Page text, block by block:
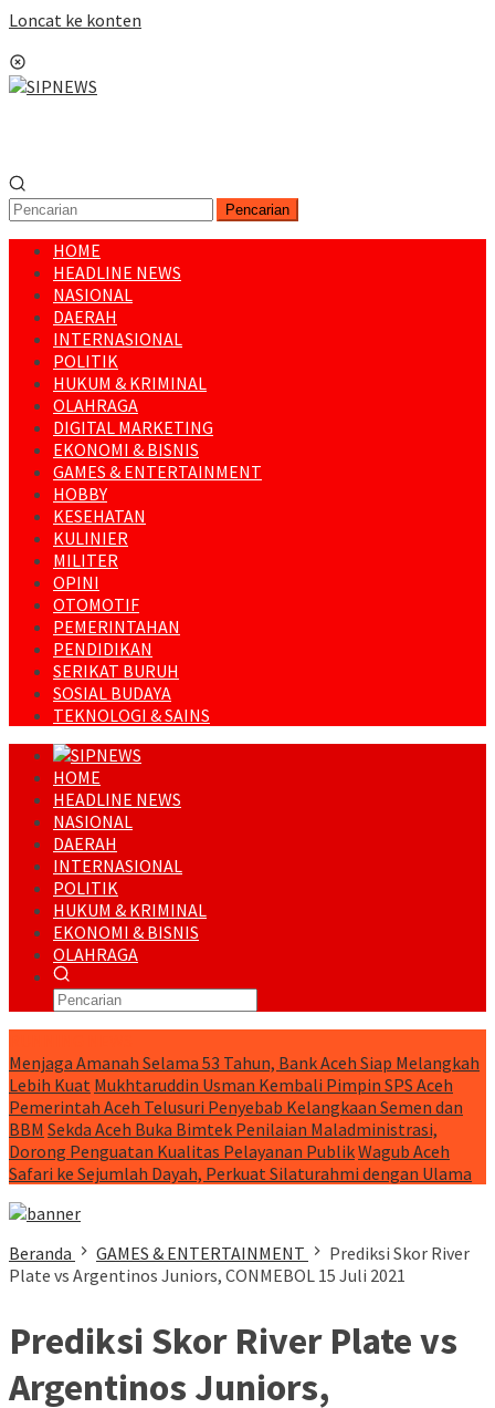
Loncat ke konten
Pencarian
HOME
HEADLINE NEWS
NASIONAL
DAERAH
INTERNASIONAL
POLITIK
HUKUM & KRIMINAL
OLAHRAGA
DIGITAL MARKETING
EKONOMI & BISNIS
GAMES & ENTERTAINMENT
HOBBY
KESEHATAN
KULINIER
MILITER
OPINI
OTOMOTIF
PEMERINTAHAN
PENDIDIKAN
SERIKAT BURUH
SOSIAL BUDAYA
TEKNOLOGI & SAINS
HOME
HEADLINE NEWS
NASIONAL
DAERAH
INTERNASIONAL
POLITIK
HUKUM & KRIMINAL
EKONOMI & BISNIS
OLAHRAGA
Menjaga Amanah Selama 53 Tahun, Bank Aceh Siap Melangkah
Lebih Kuat Mukhtaruddin Usman Kembali Pimpin SPS Aceh
Pemerintah Aceh Telusuri Penyebab Kelangkaan Semen dan
BBM Sekda Aceh Buka Bimtek Penilaian Maladministrasi,
Dorong Penguatan Kualitas Pelayanan PublikWagub Aceh
Safari ke Sejumlah Dayah, Perkuat Silaturahmi dengan Ulama
Beranda GAMES & ENTERTAINMENT
Prediksi Skor River
Plate vs Argentinos Juniors, CONMEBOL 15 Juli 2021
Prediksi Skor River Plate vs
Argentinos Juniors,